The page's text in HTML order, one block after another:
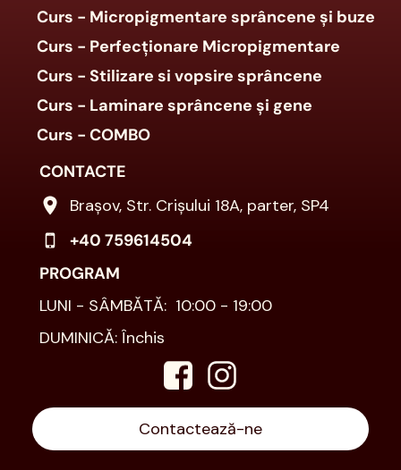
Curs - Micropigmentare sprâncene și buze
Curs - Perfecționare Micropigmentare
Curs - Stilizare si vopsire sprâncene
Curs - Laminare sprâncene și gene
Curs - COMBO
CONTACTE
Brașov, Str. Crișului 18A, parter, SP4
+40 759614504
PROGRAM
LUNI - SÂMBĂTĂ: 10:00 - 19:00
DUMINICĂ: Închis
Contactează-ne